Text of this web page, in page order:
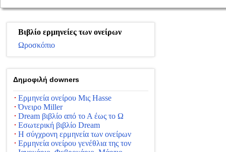
Βιβλίο ερμηνείες των ονείρων
Ωροσκόπιο
Δημοφιλή downers
Ερμηνεία ονείρου Μις Hasse
Όνειρο Miller
Dream βιβλίο από το Α έως το Ω
Εσωτερική βιβλίο Dream
Η σύγχρονη ερμηνεία των ονείρων
Ερμηνεία ονείρου γενέθλια της τον